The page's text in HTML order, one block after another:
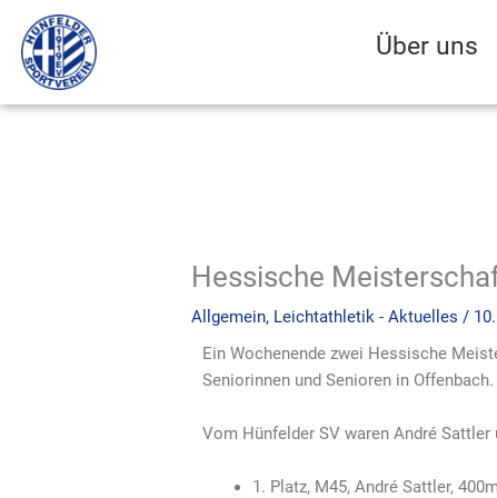
Inhalt
springen
Über uns
Hessische
Allgemein, Leichtathletik - Aktuelles /
Ein Wochenende zwei Hessische
Seniorinnen und Senioren in
Vom Hünfelder SV waren André
1. Platz, M45, André Sattler, 400m